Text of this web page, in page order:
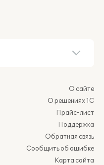
О сайте
О решениях 1С
Прайс-лист
Поддержка
Обратная связь
Сообщить об ошибке
Карта сайта